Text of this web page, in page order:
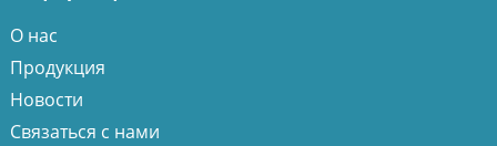
О нас
Продукция
Новости
Связаться с нами